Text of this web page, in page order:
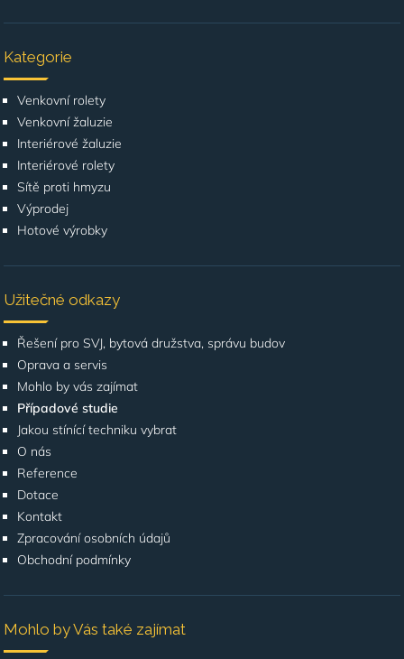
Kategorie
Venkovní rolety
Venkovní žaluzie
Interiérové žaluzie
Interiérové rolety
Sítě proti hmyzu
Výprodej
Hotové výrobky
Užitečné odkazy
Řešení pro SVJ, bytová družstva, správu budov
Oprava a servis
Mohlo by vás zajímat
Případové studie
Jakou stínící techniku vybrat
O nás
Reference
Dotace
Kontakt
Zpracování osobních údajů
Obchodní podmínky
Mohlo by Vás také zajímat